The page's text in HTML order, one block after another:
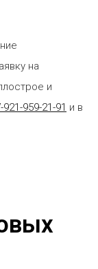
на
и
921-959-21-91 и в